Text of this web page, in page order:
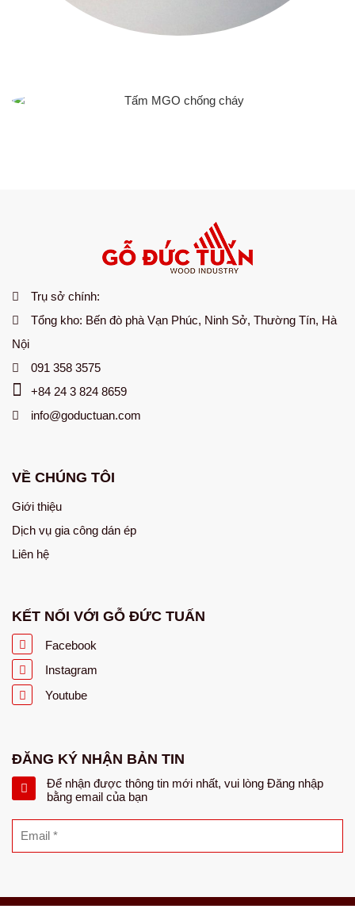
Trụ sở chính:
Tổng kho: Bến đò phà Vạn Phúc, Ninh Sở, Thường Tín, Hà
Nội
091 358 3575
+84 24 3 824 8659
info@goductuan.com
VỀ CHÚNG TÔI
Giới thiệu
Dịch vụ gia công dán ép
Liên hệ
KẾT NỐI VỚI GỖ ĐỨC TUẤN
Facebook
Instagram
Youtube
ĐĂNG KÝ NHẬN BẢN TIN
Để nhận được thông tin mới nhất, vui lòng Đăng nhập
bằng email của bạn